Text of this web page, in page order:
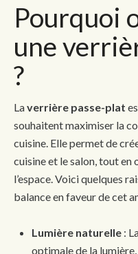
Pourquoi
une
?
Laverrière passe-plat
souhaitent maximiser la
cuisine. Elle permet de
cuisine et le salon, tout
l’espace. Voici quelques
balance en faveur de cet
Lumière naturelle :
optimale de la lumière,